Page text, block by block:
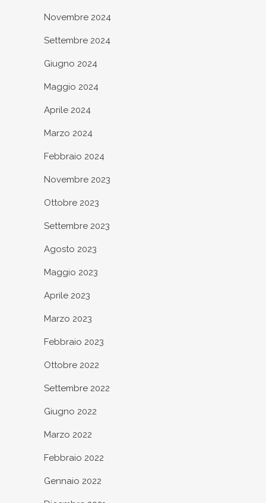
Novembre 2024
Settembre 2024
Giugno 2024
Maggio 2024
Aprile 2024
Marzo 2024
Febbraio 2024
Novembre 2023
Ottobre 2023
Settembre 2023
Agosto 2023
Maggio 2023
Aprile 2023
Marzo 2023
Febbraio 2023
Ottobre 2022
Settembre 2022
Giugno 2022
Marzo 2022
Febbraio 2022
Gennaio 2022